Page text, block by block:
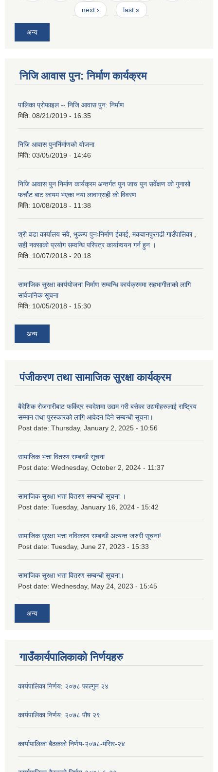
next › last »
अन्य
निजि आवास पुन: निर्माण कार्यक्रम
पालिका प्राेफाइल -- निजि आवास पुन: निर्माण
मिति: 08/21/2019 - 16:35
निजि आवास पुनर्निर्माणको योजना
मिति: 03/05/2019 - 14:46
निजि आवास पुन निर्माण कार्यक्रम अन्तर्गत पुन जाच पुन सर्वेक्षण को गुनासो
फर्चौट बाट कायम भएका नया लावाग्राही को विवरण
मिति: 10/08/2018 - 11:38
श्री वडा कार्यालय सवै, भुकम्प पुनःनिर्माण ईकाई, मकवानपुरगढी गाउँपालिका ,
सही नक्साको प्रयोग सम्वन्धि परिपत्र कार्यान्वयन गर्न हुन ।
मिति: 10/07/2018 - 20:18
सामाजिक सुरक्षा कार्ययोजना निर्माण सम्वन्धि कार्यक्रममा सहभागीताको लागि
सार्वजनिक सूचना
मिति: 10/05/2018 - 15:30
अन्य
पंजीकरण तथा सामाजिक सुरक्षा कार्यक्रम
बैदेशिक रोजगारीबाट फर्किएर स्वदेशमा उद्यम गरी बसेका उद्यमीहरुलाई राष्‍ट्रिय
सम्मान तथा पुरस्कारको लागि आवेदन दिने सम्बन्धी सूचना।
Post date: Thursday, January 2, 2025 - 10:56
सामाजिक भत्ता वितरण सम्बन्धी सूचना
Post date: Wednesday, October 2, 2024 - 11:37
सामाजिक सुरक्षा भत्ता वितरण सम्बन्धी सूचना ।
Post date: Tuesday, January 16, 2024 - 15:42
सामाजिक सुरक्षा भत्ता नविकरण सम्बन्धी अत्यन्त जरुरी सूचना!
Post date: Tuesday, June 27, 2023 - 15:33
सामाजिक सुरक्षा भत्ता वितरण सम्बन्धी सूचना।
Post date: Wednesday, May 24, 2023 - 15:45
अन्य
गाउँकार्यपालिकाको निर्णयहरु
कार्यपालिका निर्णय: २०७८ फाल्गुन २४
कार्यपालिका निर्णय: २०७८ पौष २९
कार्यापालिका बैठकको निर्णय-२०७८-मंसिर-२४